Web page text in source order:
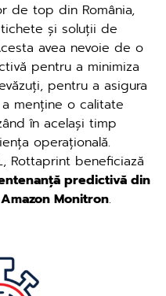
de top din România,
și soluții de
avea nevoie de o
pentru a minimiza
pentru a asigura
menține o calitate
în același timp
operațională.
Rottaprint beneficiază
predictivă din
Amazon Monitron.